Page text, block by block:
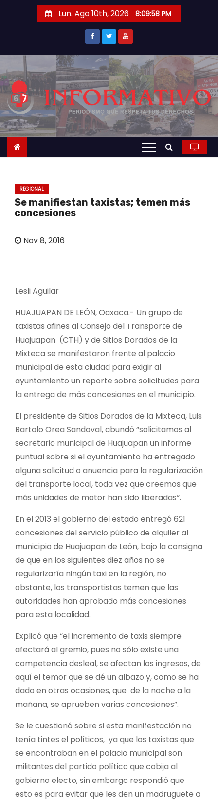
r
a
c
o
t
Lun. Ago 10th, 2026 8:09:59 PM
REGIONAL
Se manifiestan taxistas; temen más
concesiones
Nov 8, 2016
Lesli Aguilar
HUAJUAPAN DE LEÓN, Oaxaca.- Un grupo de
taxistas afines al Consejo del Transporte de
Huajuapan (CTH) y de Sitios Dorados de la
Mixteca se manifestaron frente al palacio
municipal de esta ciudad para exigir al
ayuntamiento un reporte sobre solicitudes para
la entrega de más concesiones en el municipio.
El presidente de Sitios Dorados de la Mixteca, Luis
Bartolo Orea Sandoval, abundó “solicitamos al
secretario municipal de Huajuapan un informe
puntual sobre si el ayuntamiento ha entregado
alguna solicitud o anuencia para la regularización
del transporte local, toda vez que creemos que
más unidades de motor han sido liberadas”.
En el 2013 el gobierno del estado entregó 621
concesiones del servicio público de alquiler al
municipio de Huajuapan de León, bajo la consigna
de que en los siguientes diez años no se
regularizaría ningún taxi en la región, no
obstante, los transportistas temen que las
autoridades han aprobado más concesiones
para esta localidad.
Explicó que “el incremento de taxis siempre
afectará al gremio, pues no sólo existe una
competencia desleal, se afectan los ingresos, de
aquí el temor que se dé un albazo y, como se ha
dado en otras ocasiones, que de la noche a la
mañana, se aprueben varias concesiones”.
Se le cuestionó sobre si esta manifestación no
tenía tintes el políticos, ya que los taxistas que
se encontraban en el palacio municipal son
militantes del partido político que cobija al
gobierno electo, sin embargo respondió que
esto es para evitar que les den un madruguete a